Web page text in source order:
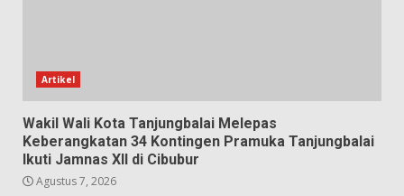
Artikel
Wakil Wali Kota Tanjungbalai Melepas
Keberangkatan 34 Kontingen Pramuka Tanjungbalai
Ikuti Jamnas XII di Cibubur
Agustus 7, 2026